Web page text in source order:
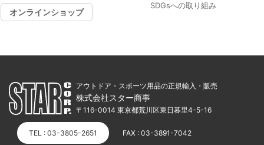
オンラインショップ
SDGsへの取り組み
アウトドア・スポーツ用品の正規輸入・販売
株式会社スター商事
〒116-0014 東京都荒川区東日暮里4-5-16
TEL : 03-3805-2651 FAX : 03-3891-7042